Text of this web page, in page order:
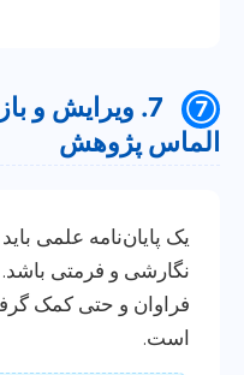
⑦
7. ویرایش و
الماس پژوهش
یک پایان‌نامه علمی
نگارشی و فرمتی باشد.
فراوان و حتی کمک
است.